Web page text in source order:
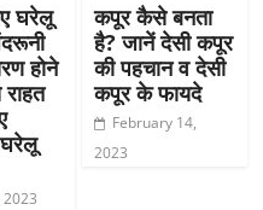
घरेलू
होने
कपूर कैसे बनता
है? जानें देसी कपूर
की पहचान व देसी
कपूर के फायदे
February 14,
2023